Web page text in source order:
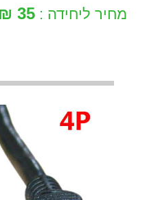
מחיר ליחידה : 35 ₪